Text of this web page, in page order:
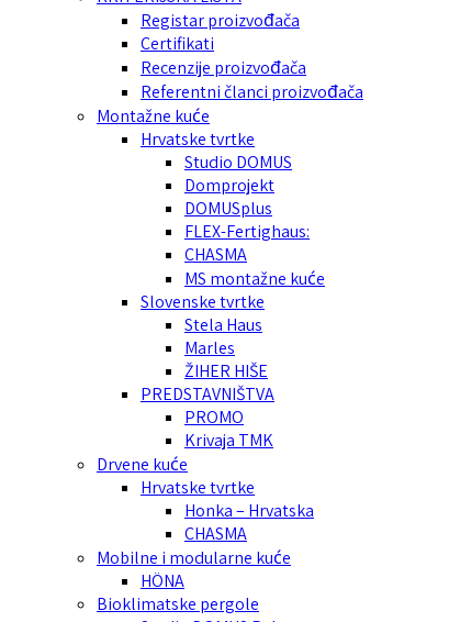
Registar proizvođača
Certifikati
Recenzije proizvođača
Referentni članci proizvođača
Montažne kuće
Hrvatske tvrtke
Studio DOMUS
Domprojekt
DOMUSplus
FLEX-Fertighaus:
CHASMA
MS montažne kuće
Slovenske tvrtke
Stela Haus
Marles
ŽIHER HIŠE
PREDSTAVNIŠTVA
PROMO
Krivaja TMK
Drvene kuće
Hrvatske tvrtke
Honka – Hrvatska
CHASMA
Mobilne i modularne kuće
HÖNA
Bioklimatske pergole